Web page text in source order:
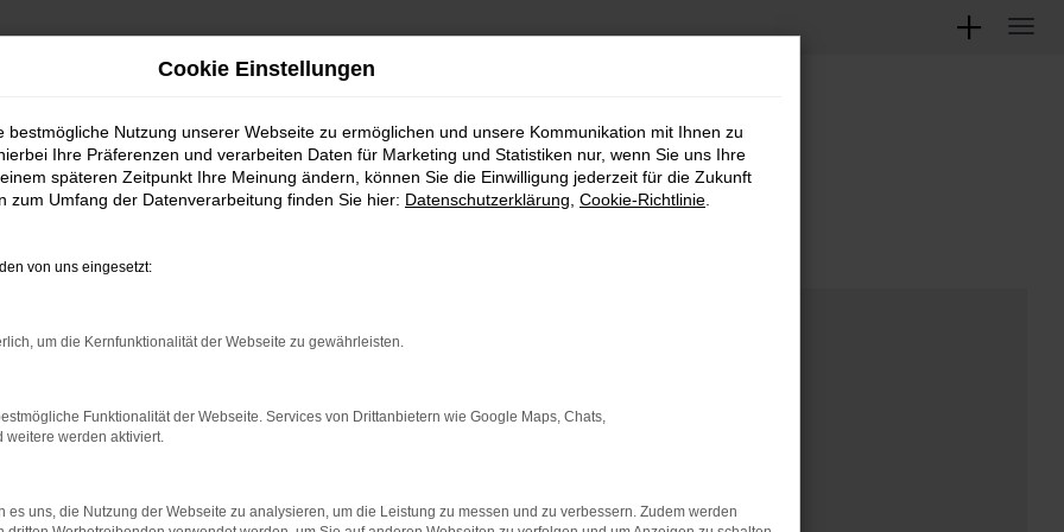
Cookie Einstellungen
bestmögliche Nutzung unserer Webseite zu ermöglichen und unsere Kommunikation mit Ihnen zu
Ihre Präferenzen und verarbeiten Daten für Marketing und Statistiken nur, wenn Sie uns Ihre
späteren Zeitpunkt Ihre Meinung ändern, können Sie die Einwilligung jederzeit für die Zukunft
zum Umfang der Datenverarbeitung finden Sie hier: Datenschutzerklärung Cookie-Richtlinie
von uns eingesetzt:
um die Kernfunktionalität der Webseite zu gewährleisten.
Funktionalität der Webseite. Services von Drittanbietern wie Google Maps, Chats,
weitere werden aktiviert.
es uns, die Nutzung der Webseite zu analysieren, um die Leistung zu messen und zu verbessern. Zudem werden